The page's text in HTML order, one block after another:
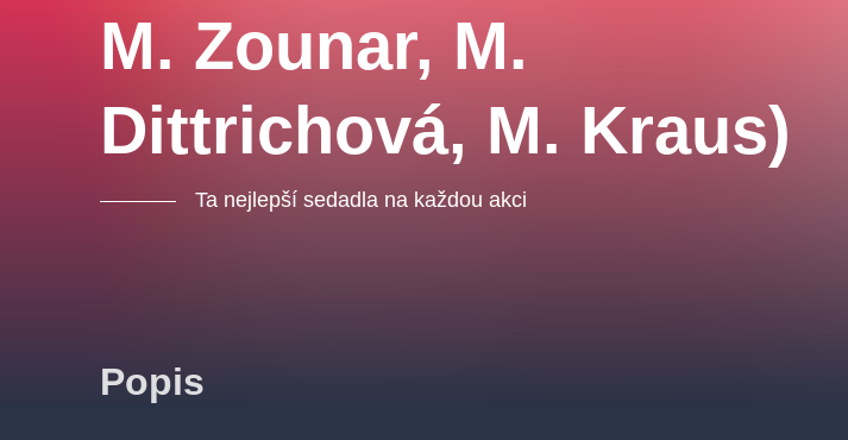
M. Zounar, M.
Dittrichová, M. Kraus)
Ta nejlepší sedadla na každou akci
Popis